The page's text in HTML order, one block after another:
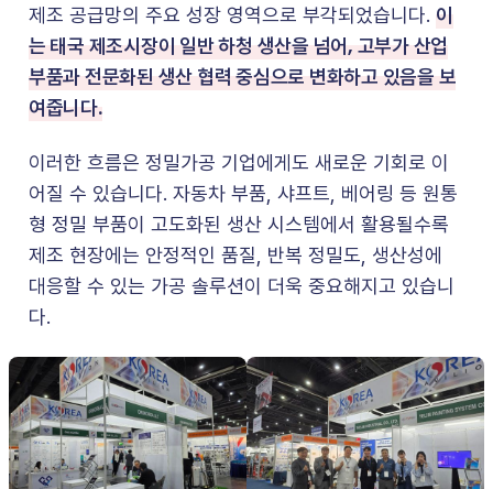
제조 공급망의 주요 성장 영역으로 부각되었습니다. 이
는 태국 제조시장이 일반 하청 생산을 넘어, 고부가 산업
부품과 전문화된 생산 협력 중심으로 변화하고 있음을 보
여줍니다.
이러한 흐름은 정밀가공 기업에게도 새로운 기회로 이
어질 수 있습니다. 자동차 부품, 샤프트, 베어링 등 원통
형 정밀 부품이 고도화된 생산 시스템에서 활용될수록
제조 현장에는 안정적인 품질, 반복 정밀도, 생산성에
대응할 수 있는 가공 솔루션이 더욱 중요해지고 있습니
다.